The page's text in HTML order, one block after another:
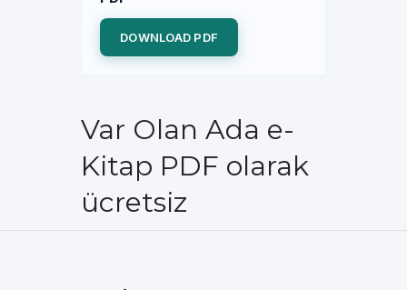
DOWNLOAD PDF
Var Olan Ada e-
Kitap PDF olarak
ücretsiz